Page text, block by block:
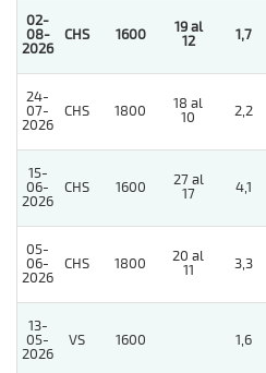
02-
08-
2026
CHS 1600
19 al
12
1,7
24-
07-
2026
CHS 1800
18 al
10
2,2
15-
06-
2026
CHS 1600
27 al
17
4,1
05-
06-
2026
CHS 1800
20 al
11
3,3
13-
05-
2026
VS 1600 1,6